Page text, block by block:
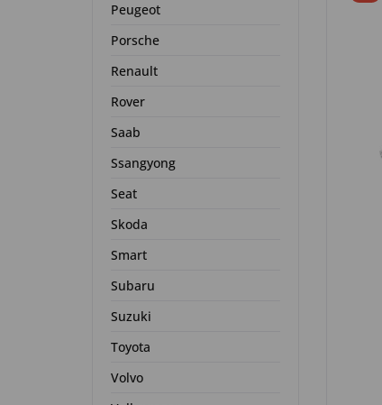
Peugeot
Porsche
Renault
Rover
Saab
Ssangyong
Seat
Skoda
Smart
Subaru
Suzuki
Toyota
Volvo